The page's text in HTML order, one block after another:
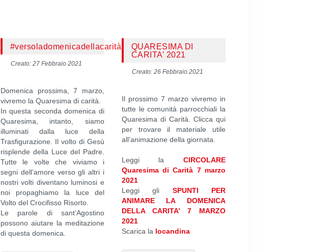
#versoladomenicadellacarità
Creato: 27 Febbraio 2021
Domenica prossima, 7 marzo,
vivremo la Quaresima di carità.
In questa seconda domenica di
Quaresima, intanto, siamo
illuminati dalla luce della
Trasfigurazione. Il volto di Gesù
risplende della Luce del Padre.
Tutte le volte che viviamo i
segni dell’amore verso gli altri i
nostri volti diventano luminosi e
noi propaghiamo la luce del
Volto del Crocifisso Risorto.
Le parole di sant’Agostino
possono aiutare la meditazione
di questa domenica.
QUARESIMA DI
CARITA’ 2021
Creato: 26 Febbraio 2021
Il prossimo 7 marzo vivremo in
tutte le comunità parrocchiali la
Quaresima di Carità. Clicca qui
per trovare il materiale utile
all’animazione della giornata.
Leggi la CIRCOLARE
Quaresima di Carità 7 marzo
2021
Leggi gli SPUNTI PER
ANIMARE LA DOMENICA
DELLA CARITA’ 7 MARZO
2021
Scarica la locandina